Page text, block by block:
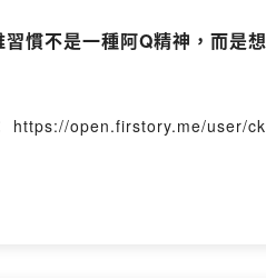
慣不是一種阿Q精神，而是
https://open.firstory.me/